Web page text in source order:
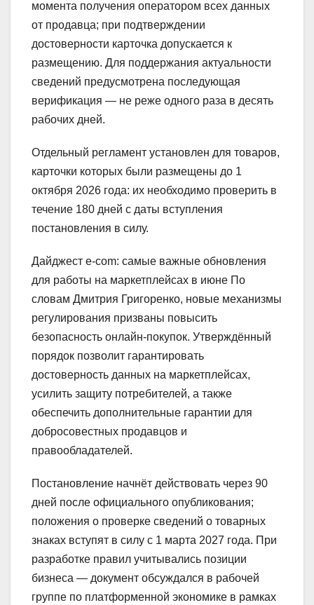
момента получения оператором всех данных
от продавца; при подтверждении
достоверности карточка допускается к
размещению. Для поддержания актуальности
сведений предусмотрена последующая
верификация — не реже одного раза в десять
рабочих дней.
Отдельный регламент установлен для товаров,
карточки которых были размещены до 1
октября 2026 года: их необходимо проверить в
течение 180 дней с даты вступления
постановления в силу.
Дайджест е-com: самые важные обновления
для работы на маркетплейсах в июне По
словам Дмитрия Григоренко, новые механизмы
регулирования призваны повысить
безопасность онлайн‑покупок. Утверждённый
порядок позволит гарантировать
достоверность данных на маркетплейсах,
усилить защиту потребителей, а также
обеспечить дополнительные гарантии для
добросовестных продавцов и
правообладателей.
Постановление начнёт действовать через 90
дней после официального опубликования;
положения о проверке сведений о товарных
знаках вступят в силу с 1 марта 2027 года. При
разработке правил учитывались позиции
бизнеса — документ обсуждался в рабочей
группе по платформенной экономике в рамках